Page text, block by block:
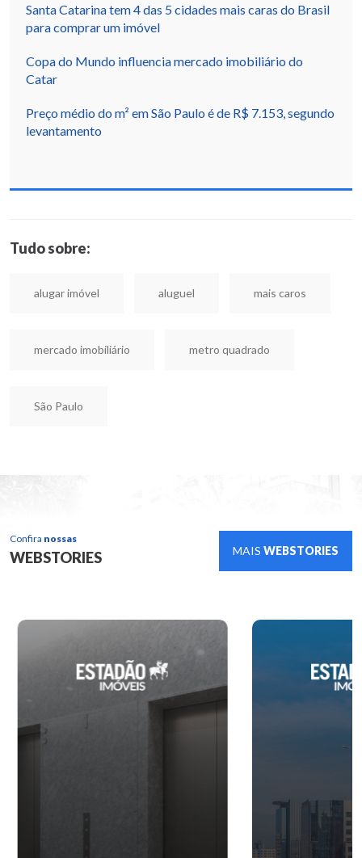
Santa Catarina tem 4 das 5 cidades mais caras do Brasil
para comprar um imóvel
Copa do Mundo influencia mercado imobiliário do
Catar
Preço médio do m² em São Paulo é de R$ 7.153, segundo
levantamento
Tudo sobre:
alugar imóvel aluguel mais caros
mercado imobiliário metro quadrado
São Paulo
Confira nossas
WEBSTORIES MAIS WEBSTORIES